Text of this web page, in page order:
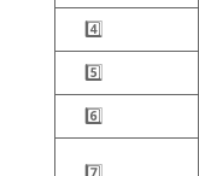
4️⃣
5️⃣
6️⃣